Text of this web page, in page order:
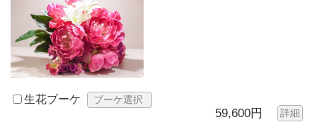
生花ブーケ ブーケ選択
59,600円 詳細